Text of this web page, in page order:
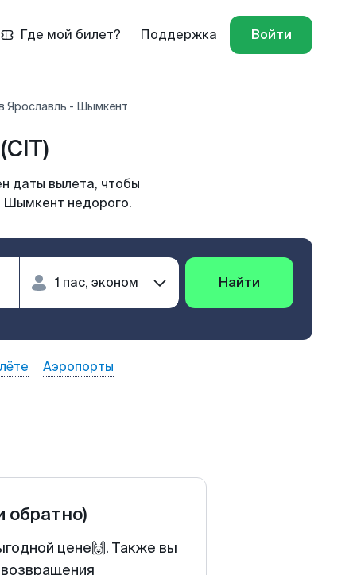
Где мой билет? Поддержка Войти
Ярославль - Шымкент
даты вылета, чтобы
Шымкент недорого.
Найти
Аэропорты
обратно)
цене🙌. Также вы